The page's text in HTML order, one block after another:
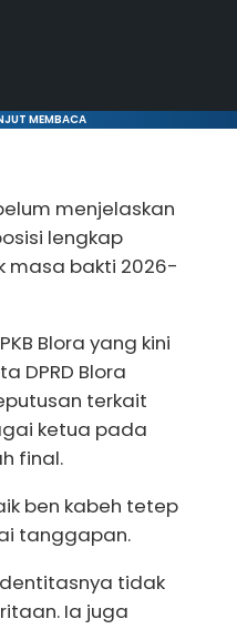
MEMBACA
menjelaskan
lengkap
masa bakti 2026-
Blora yang kini
DPRD Blora
terkait
ketua pada
final.
ben kabeh tetep
tanggapan.
tidak
Ia juga